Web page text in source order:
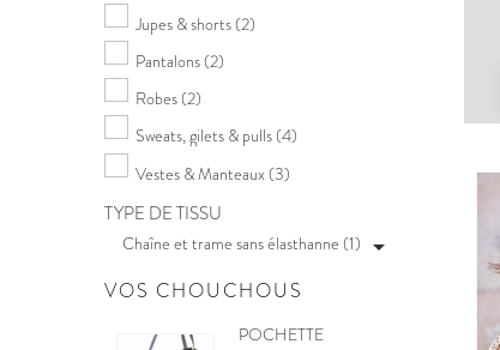
Jupes & shorts (2)
Pantalons (2)
Robes (2)
Sweats, gilets & pulls (4)
Vestes & Manteaux (3)
TYPE DE TISSU
Chaîne et trame sans élasthanne (1) 
VOS CHOUCHOUS
POCHETTE